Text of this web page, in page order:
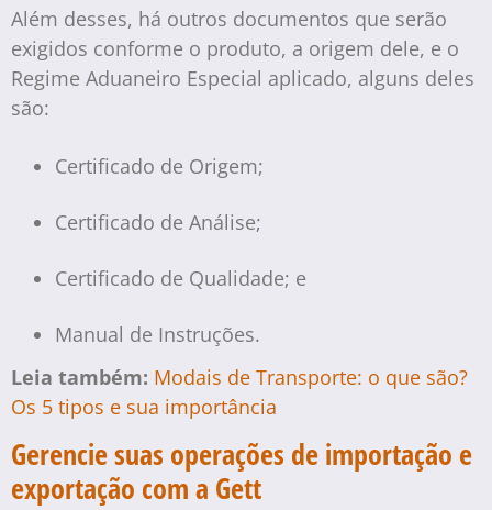
Além desses, há outros documentos que serão
exigidos conforme o produto, a origem dele, e o
Regime Aduaneiro Especial aplicado, alguns deles
são:
Certificado de Origem;
Certificado de Análise;
Certificado de Qualidade; e
Manual de Instruções.
Leia também: Modais de Transporte: o que são?
Os 5 tipos e sua importância
Gerencie suas operações de importação e
exportação com a Gett